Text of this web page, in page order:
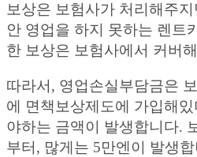
보상은 보험사가 처리해주
안 영업을 하지 못하는 렌트
한 보상은 보험사에서 커버
따라서, 영업손실부담금은
에 면책보상제도에 가입해
야하는 금액이 발생합니다.
부터, 많게는 5만엔이 발생